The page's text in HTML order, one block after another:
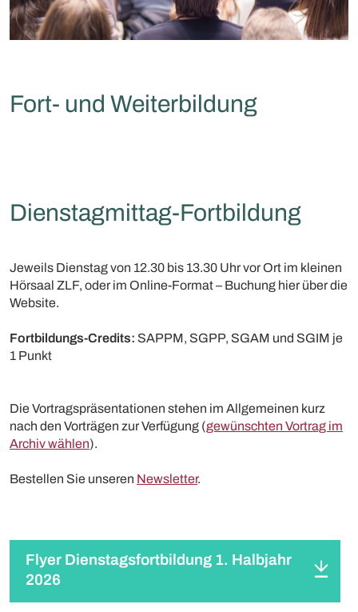
Fort- und Weiterbildung
Dienstagmittag-Fortbildung
Jeweils Dienstag von 12.30 bis 13.30 Uhr vor Ort im kleinen
Hörsaal ZLF, oder im Online-Format – Buchung hier über die
Website.
Fortbildungs-Credits: SAPPM, SGPP, SGAM und SGIM je
1 Punkt
Die Vortragspräsentationen stehen im Allgemeinen kurz
nach den Vorträgen zur Verfügung (gewünschten Vortrag im
Archiv wählen).
Bestellen Sie unseren Newsletter.
Flyer Dienstagsfortbildung 1. Halbjahr
2026